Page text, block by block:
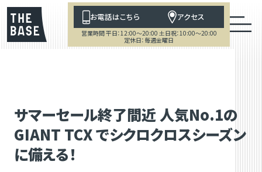
お電話はこちら アクセス
営業時間 平日：12:00～20:00 土日祝：10:00～20:00
定休日：毎週金曜日
サマーセール終了間近 人気No.1の
GIANT TCX でシクロクロスシーズン
に備える！